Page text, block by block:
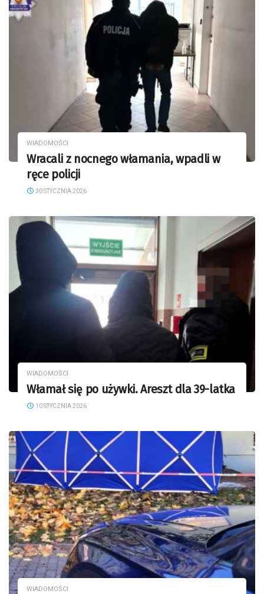
WIADOMOŚCI
Wracali z nocnego włamania, wpadli w
ręce policji
30 STYCZNIA 2026
WIADOMOŚCI
Włamał się po używki. Areszt dla 39-latka
10 STYCZNIA 2026
WIADOMOŚCI